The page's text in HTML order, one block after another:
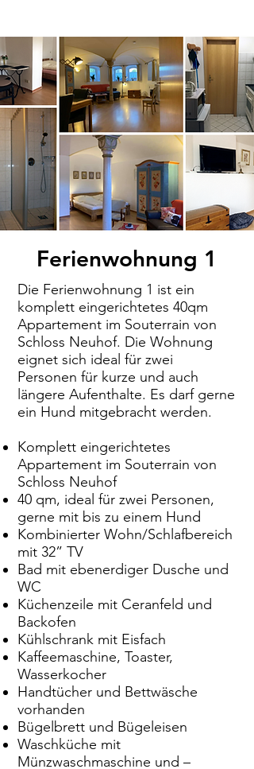
Ferienwohnung 1
Die Ferienwohnung 1 ist ein
komplett eingerichtetes 40qm
Appartement im Souterrain von
Schloss Neuhof. Die Wohnung
eignet sich ideal für zwei
Personen für kurze und auch
längere Aufenthalte. Es darf gerne
ein Hund mitgebracht werden.
Komplett eingerichtetes
Appartement im Souterrain von
Schloss Neuhof
40 qm, ideal für zwei Personen,
gerne mit bis zu einem Hund
Kombinierter Wohn/Schlafbereich
mit 32” TV
Bad mit ebenerdiger Dusche und
WC
Küchenzeile mit Ceranfeld und
Backofen
Kühlschrank mit Eisfach
Kaffeemaschine, Toaster,
Wasserkocher
Handtücher und Bettwäsche
vorhanden
Bügelbrett und Bügeleisen
Waschküche mit
Münzwaschmaschine und –